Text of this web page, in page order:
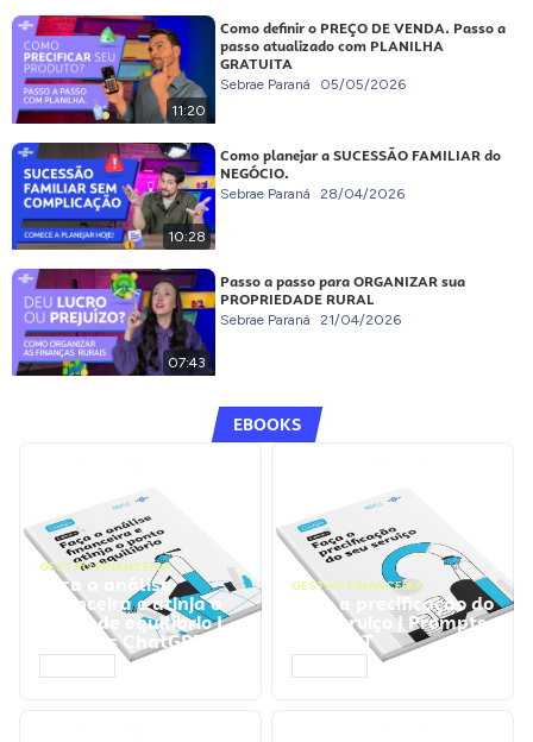
11:20
Como definir o PREÇO DE VENDA. Passo a
passo atualizado com PLANILHA
GRATUITA
Sebrae Paraná 05/05/2026
10:28
Como planejar a SUCESSÃO FAMILIAR do
NEGÓCIO.
Sebrae Paraná 28/04/2026
07:43
Passo a passo para ORGANIZAR sua
PROPRIEDADE RURAL
Sebrae Paraná 21/04/2026
EBOOKS
GESTÃO FINANCEIRA
Faça a análise
financeira e atinja o
ponto de equilíbrio |
Prompts ChatGPT
GESTÃO FINANCEIRA
Faça a precificação do
seu serviço | Prompts
ChatGPT